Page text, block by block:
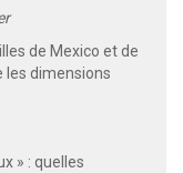
de Mexico et de
les dimensions
» : quelles